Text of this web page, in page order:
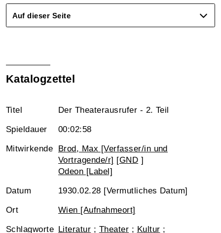
Auf dieser Seite
Katalogzettel
Titel Der Theaterausrufer - 2. Teil
Spieldauer 00:02:58
Mitwirkende
Brod, Max [Verfasser/in und
Vortragende/r] [GND ]
Odeon [Label]
Datum 1930.02.28 [Vermutliches Datum]
Ort Wien [Aufnahmeort]
Schlagworte Literatur ; Theater ; Kultur ;